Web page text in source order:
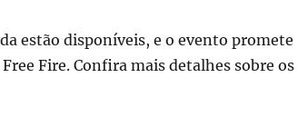
estão disponíveis, e o evento promete
Fire. Confira mais detalhes sobre os